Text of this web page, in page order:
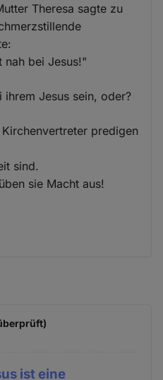
Theresa sagte zu
nah bei Jesus!"
Jesus sein, oder?
predigen
sind.
sie Macht aus!
ist eine